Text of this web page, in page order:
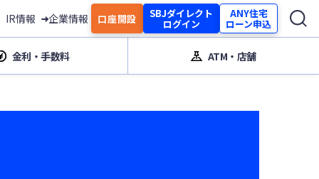
IR情報 企業情報 口座開設 SBJダイレクト
ログイン
ANY住宅
ローン申込
金利・手数料 ATM・店舗